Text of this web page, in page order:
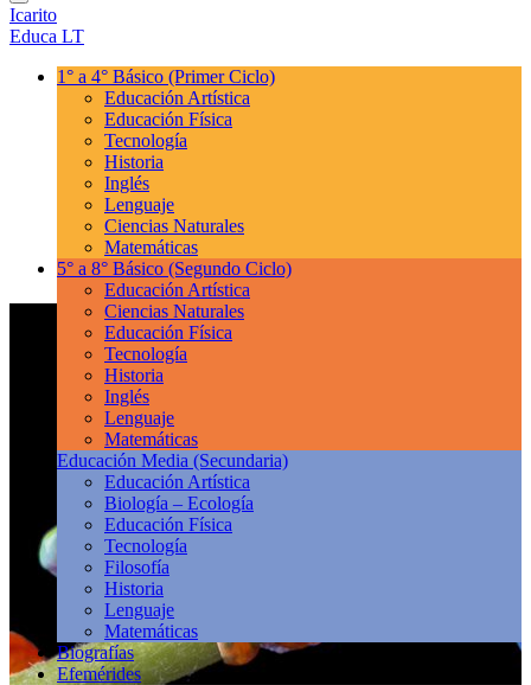
Icarito
Educa LT
1° a 4° Básico (Primer Ciclo)
Educación Artística
Educación Física
Tecnología
Historia
Inglés
Lenguaje
Ciencias Naturales
Matemáticas
5° a 8° Básico (Segundo Ciclo)
Educación Artística
Ciencias Naturales
Educación Física
Tecnología
Historia
Inglés
Lenguaje
Matemáticas
Educación Media (Secundaria)
Educación Artística
Biología – Ecología
Educación Física
Tecnología
Filosofía
Historia
Lenguaje
Matemáticas
Biografías
Efemérides